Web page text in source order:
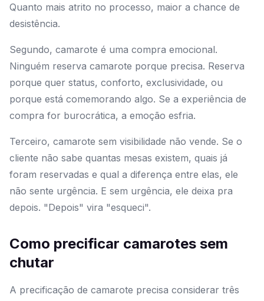
Quanto mais atrito no processo, maior a chance de
desistência.
Segundo, camarote é uma compra emocional.
Ninguém reserva camarote porque precisa. Reserva
porque quer status, conforto, exclusividade, ou
porque está comemorando algo. Se a experiência de
compra for burocrática, a emoção esfria.
Terceiro, camarote sem visibilidade não vende. Se o
cliente não sabe quantas mesas existem, quais já
foram reservadas e qual a diferença entre elas, ele
não sente urgência. E sem urgência, ele deixa pra
depois. "Depois" vira "esqueci".
Como precificar camarotes sem
chutar
A precificação de camarote precisa considerar três